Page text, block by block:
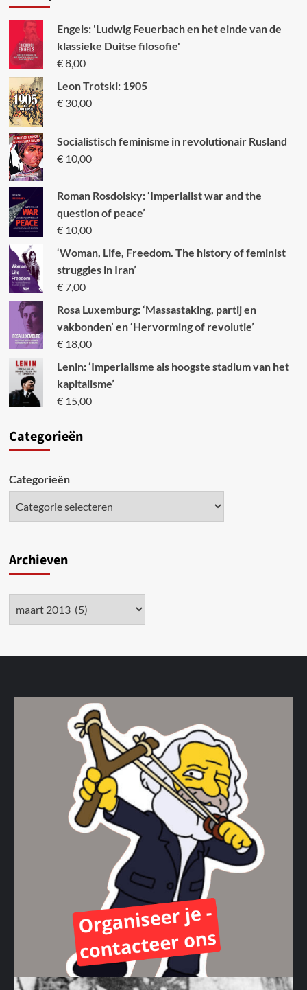
Engels: 'Ludwig Feuerbach en het einde van de
klassieke Duitse filosofie'
€8,00
Leon Trotski: 1905
€30,00
Socialistisch feminisme in revolutionair Rusland
€10,00
Roman Rosdolsky: ‘Imperialist war and the
question of peace’
€10,00
‘Woman, Life, Freedom. The history of feminist
struggles in Iran’
€7,00
Rosa Luxemburg: ‘Massastaking, partij en
vakbonden’ en ‘Hervorming of revolutie’
€18,00
Lenin: ‘Imperialisme als hoogste stadium van het
kapitalisme’
€15,00
Categorieën
Categorieën
Archieven